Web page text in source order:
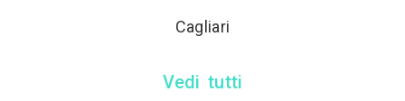
Cagliari
Vedi tutti